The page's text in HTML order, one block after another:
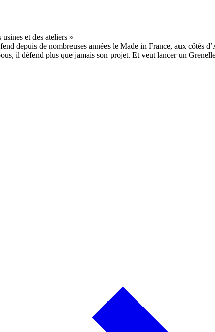
depuis de nombreuses années le Made in France, aux côtés
il défend plus que jamais son projet. Et veut lancer un